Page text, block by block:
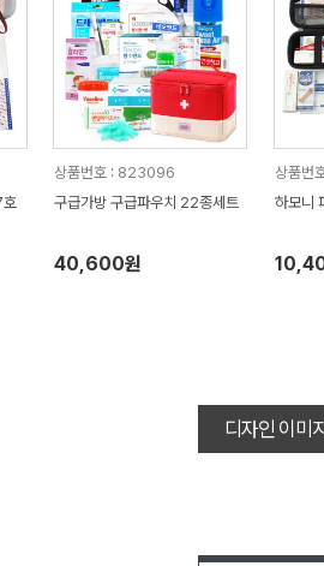
호
상품번호 : 823096
구급가방 구급파우치 22종세트
40,600원
상품번
하모니
디자인 이미